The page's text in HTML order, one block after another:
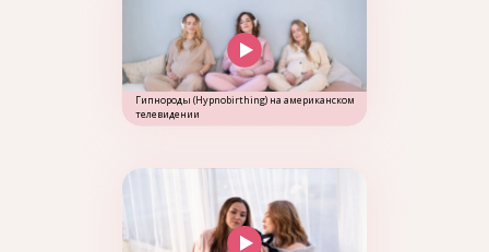
Гипнороды (Hypnobirthing) на американском
телевидении